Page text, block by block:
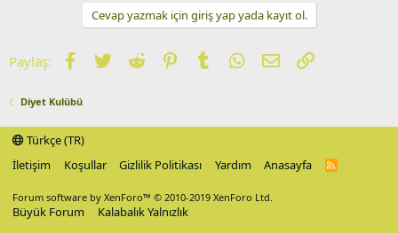
Cevap yazmak için giriş yap yada kayıt ol.
Paylaş: Facebook
TwitterReddit PinterestTumblrWhatsApp
E-postaLink
Diyet Kulübü
Türkçe (TR)
İletişim
Koşullar Gizlilik Politikası Yardım Anasayfa
R
Forum software by XenForo™ © 2010-2019 XenForo Ltd.
Büyük Forum Kalabalık Yalnızlık